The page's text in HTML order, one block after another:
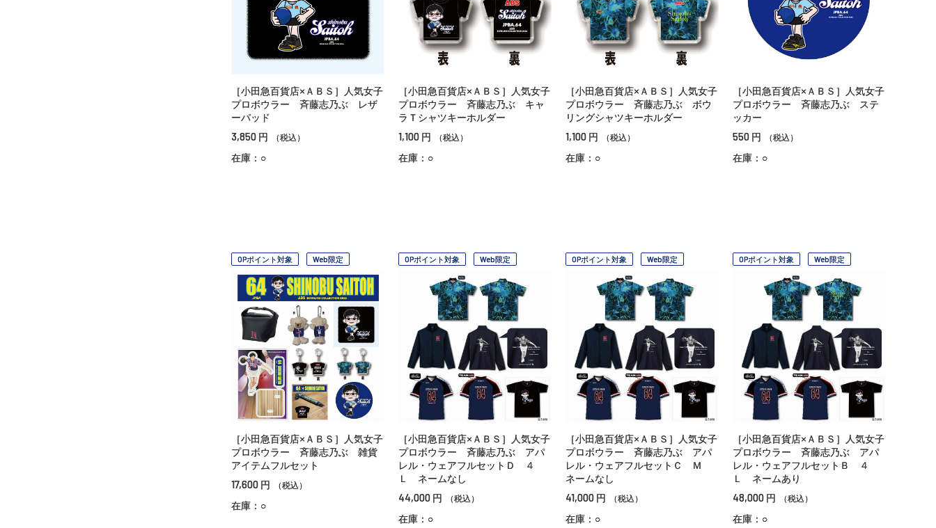
［小田急百貨店×ＡＢＳ］人気女子
プロボウラー 斉藤志乃ぶ レザ
ーパッド
3,850 円 （税込）
在庫：○
［小田急百貨店×ＡＢＳ］人気女子
プロボウラー 斉藤志乃ぶ キャ
ラＴシャツキーホルダー
1,100 円 （税込）
在庫：○
［小田急百貨店×ＡＢＳ］人気女子
プロボウラー 斉藤志乃ぶ ボウ
リングシャツキーホルダー
1,100 円 （税込）
在庫：○
［小田急百貨店×ＡＢＳ］人気女子
プロボウラー 斉藤志乃ぶ ステ
ッカー
550 円 （税込）
在庫：○
OPポイント対象 Web限定
［小田急百貨店×ＡＢＳ］人気女子
プロボウラー 斉藤志乃ぶ 雑貨
アイテムフルセット
17,600 円 （税込）
在庫：○
OPポイント対象 Web限定
［小田急百貨店×ＡＢＳ］人気女子
プロボウラー 斉藤志乃ぶ アパ
レル・ウェアフルセットＤ ４
Ｌ ネームなし
44,000 円 （税込）
在庫：○
OPポイント対象 Web限定
［小田急百貨店×ＡＢＳ］人気女子
プロボウラー 斉藤志乃ぶ アパ
レル・ウェアフルセットＣ Ｍ
ネームなし
41,000 円 （税込）
在庫：○
OPポイント対象 Web限定
［小田急百貨店×ＡＢＳ］人気女子
プロボウラー 斉藤志乃ぶ アパ
レル・ウェアフルセットＢ ４
Ｌ ネームあり
48,000 円 （税込）
在庫：○